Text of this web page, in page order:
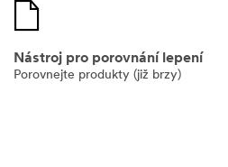
Nástroj pro porovnání lepení
Porovnejte produkty (již brzy)